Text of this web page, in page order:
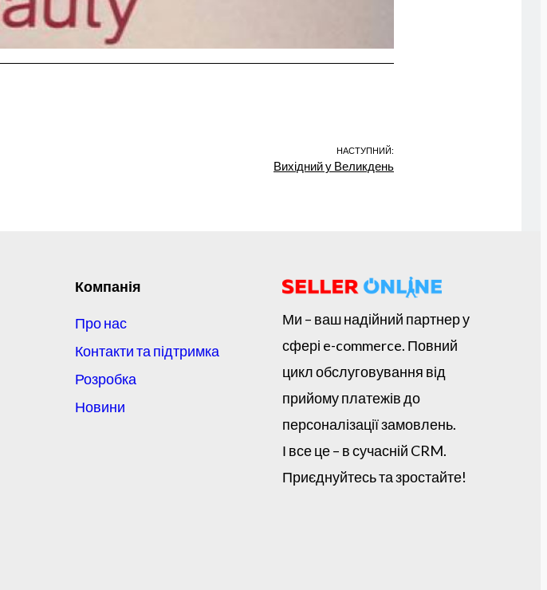
НАСТУПНИЙ:
Вихідний у Великдень
Компанія
Про нас
Контакти та підтримка
Розробка
Новини
Ми – ваш надійний партнер у
сфері e-commerce. Повний
цикл обслуговування від
прийому платежів до
персоналізації замовлень.
І все це – в сучасній CRM.
Приєднуйтесь та зростайте!